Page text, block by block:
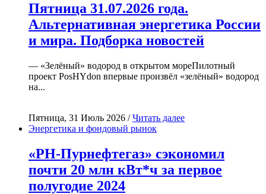
Пятница 31.07.2026 года.
Альтернативная энергетика России
и мира. Подборка новостей
— «Зелёный» водород в открытом мореПилотный
проект PosHYdon впервые произвёл «зелёный» водород
на...
Пятница, 31 Июль 2026 /Читать далее
Энергетика и фондовый рынок
«РН-Пурнефтегаз» сэкономил
почти 20 млн кВт*ч за первое
полугодие 2024